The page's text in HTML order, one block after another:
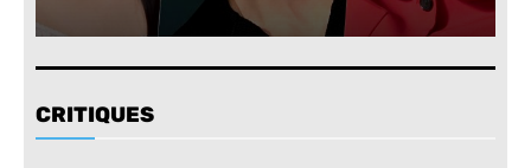
CRITIQUES